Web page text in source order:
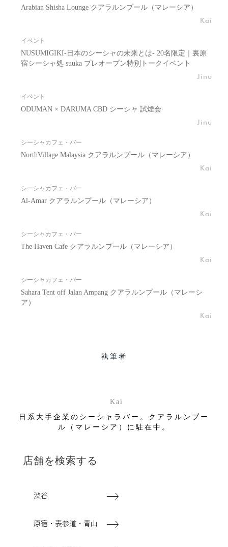
Arabian Shisha Lounge クアラルンプール（マレーシア）
Kai
イベント
NUSUMIGIKI-日本のシーシャの未来とは- 20名限定｜裏原
宿シーシャ処 suuka プレオープン特別トークイベント
Jinu
イベント
ODUMAN × DARUMA CBD シーシャ 試煙会
Jinu
シーシャカフェ・バー
NorthVillage Malaysia クアラルンプール（マレーシア）
Kai
シーシャカフェ・バー
Al-Amar クアラルンプール（マレーシア）
Kai
シーシャカフェ・バー
The Haven Cafe クアラルンプール（マレーシア）
Kai
シーシャカフェ・バー
Sahara Tent off Jalan Ampang クアラルンプール（マレーシ
ア）
Kai
執筆者
Kai
日系大手企業のシーシャラバー。クアラルンプー
ル（マレーシア）に駐在中。
店舗を検索する
渋谷
原宿・表参道・青山